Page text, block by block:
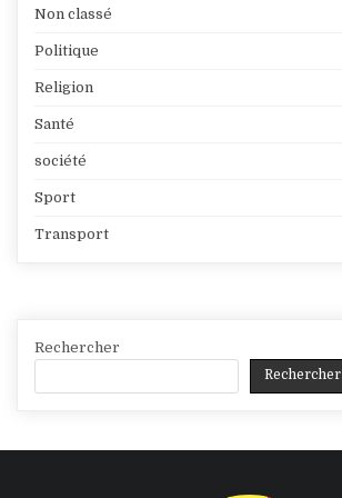
Non classé
Politique
Religion
Santé
société
Sport
Transport
Rechercher
Rechercher